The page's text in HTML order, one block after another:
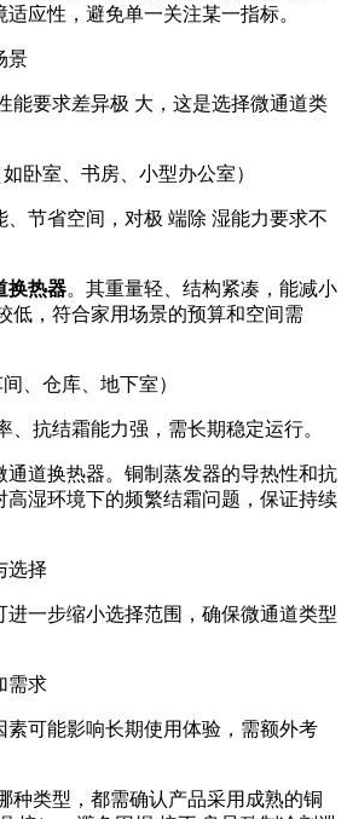
应性，避免单一关注某一指标。
景
能要求差异极 大，这是选择微通道类
卧室、书房、小型办公室）
节省空间，对极 端除 湿能力要求不
换热器。其重量轻、结构紧凑，能减小
低，符合家用场景的预算和空间需
、仓库、地下室）
、抗结霜能力强，需长期稳定运行。
通道换热器。铜制蒸发器的导热性和抗
高湿环境下的频繁结霜问题，保证持续
选择
进一步缩小选择范围，确保微通道类型
需求
素可能影响长期使用体验，需额外考
种类型，都需确认产品采用成熟的铜